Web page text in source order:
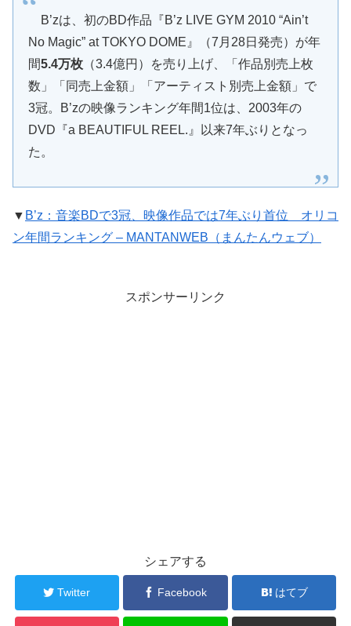
B’zは、初のBD作品『B’z LIVE GYM 2010 “Ain’t
No Magic” at TOKYO DOME』（7月28日発売）が年
間5.4万枚 （3.4億円）を売り上げ、「作品別売上枚
数」「同売上金額」「アーティスト別売上金額」で
3冠。B’zの映像ランキング年間1位は、2003年の
DVD『a BEAUTIFUL REEL.』以来7年ぶりとなっ
た。
▼ B’z：音楽BDで3冠、映像作品では7年ぶり首位 オリコ
ン年間ランキング – MANTANWEB（まんたんウェブ）
スポンサーリンク
シェアする
Twitter Facebook はてブ